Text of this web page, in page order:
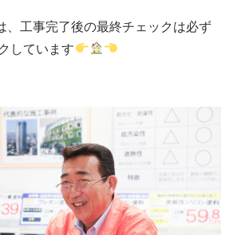
、工事完了後の最終チェックは必ず
しています